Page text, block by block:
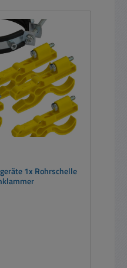
1x Rohrschelle